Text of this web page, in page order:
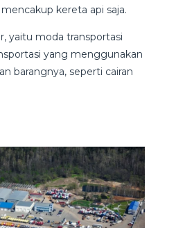
kereta api saja.
yaitu moda transportasi
yang menggunakan
barangnya, seperti cairan